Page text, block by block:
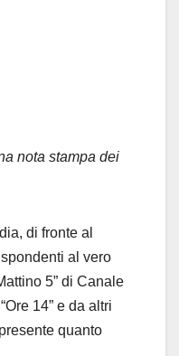
nota stampa dei
di fronte al
al vero
5” di Canale
14” e da altri
quanto